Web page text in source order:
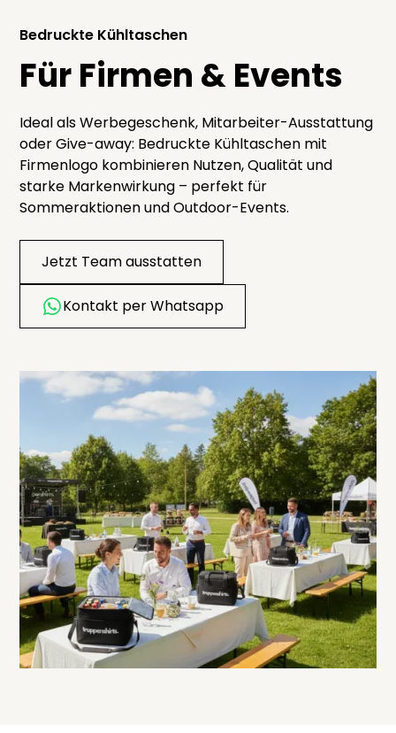
Bedruckte Kühltaschen
Für Firmen & Events
Ideal als Werbegeschenk, Mitarbeiter-Ausstattung
oder Give-away: Bedruckte Kühltaschen mit
Firmenlogo kombinieren Nutzen, Qualität und
starke Markenwirkung – perfekt für
Sommeraktionen und Outdoor-Events.
Jetzt Team ausstatten
Kontakt per Whatsapp